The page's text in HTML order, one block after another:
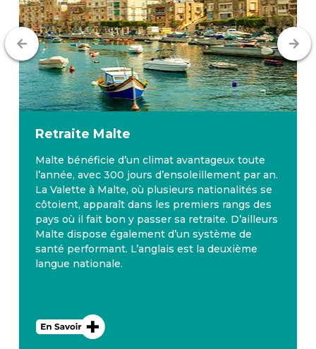
Retraite Malte
Malte bénéficie d’un climat avantageux toute
l’année, avec 300 jours d’ensoleillement par an.
La Valette à Malte, où plusieurs nationalités se
côtoient, apparaît dans les premiers rangs des
pays où il fait bon y passer sa retraite. D’ailleurs
Malte dispose également d’un système de
santé performant. L’anglais est la deuxième
langue nationale.